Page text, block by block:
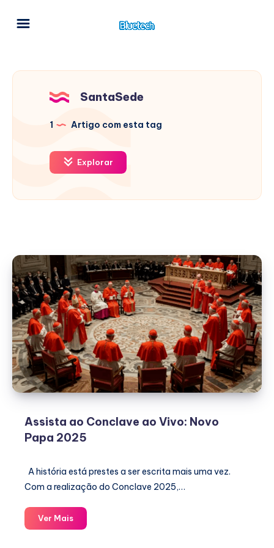
SantaSede
1 Artigo com esta tag
Explorar
Assista ao Conclave ao Vivo: Novo
Papa 2025
A história está prestes a ser escrita mais uma vez.
Com a realização do Conclave 2025,…
Ver MaisAssista
ao